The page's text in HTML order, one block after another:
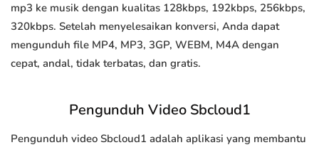
mp3 ke musik dengan kualitas 128kbps, 192kbps, 256kbps,
320kbps. Setelah menyelesaikan konversi, Anda dapat
mengunduh file MP4, MP3, 3GP, WEBM, M4A dengan
cepat, andal, tidak terbatas, dan gratis.
Pengunduh Video Sbcloud1
Pengunduh video Sbcloud1 adalah aplikasi yang membantu